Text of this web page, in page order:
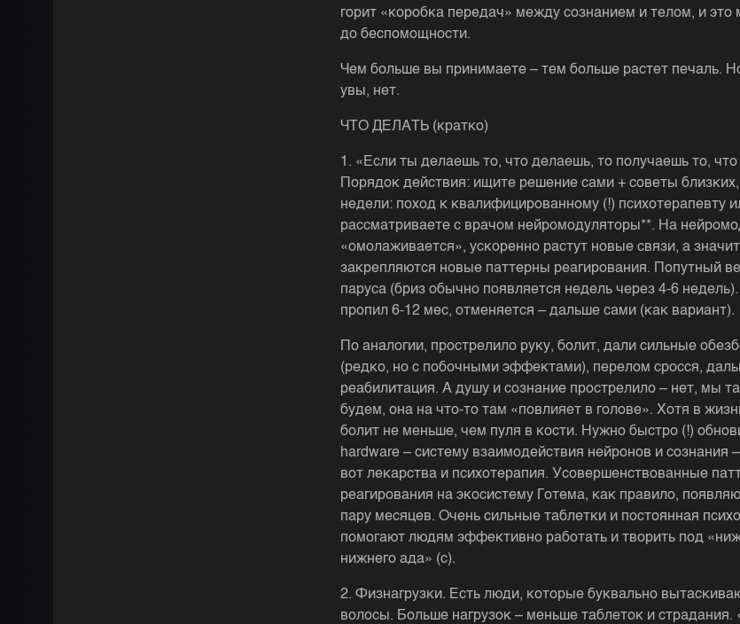
горит «коробка передач» между сознанием и телом, и это
до беспомощности.
Чем больше вы принимаете – тем больше растет печаль.
увы, нет.
ЧТО ДЕЛАТЬ (кратко)
1. «Если ты делаешь то, что делаешь, то получаешь то,
Порядок действия: ищите решение сами + советы
недели: поход к квалифицированному (!) психотерапевту
рассматриваете с врачом нейромодуляторы**. На
«омолаживается», ускоренно растут новые связи, а
закрепляются новые паттерны реагирования. Попутный
паруса (бриз обычно появляется недель через 4-6
пропил 6-12 мес, отменяется – дальше сами (как вариант).
По аналогии, прострелило руку, болит, дали сильные
(редко, но с побочными эффектами), перелом сросся,
реабилитация. А душу и сознание прострелило – нет, мы
будем, она на что-то там «повлияет в голове». Хотя в
болит не меньше, чем пуля в кости. Нужно быстро (!)
hardware – систему взаимодействия нейронов и сознания
вот лекарства и психотерапия. Усовершенствованные
реагирования на экосистему Готема, как правило,
пару месяцев. Очень сильные таблетки и постоянная
помогают людям эффективно работать и творить под
нижнего ада» (с).
2. Физнагрузки. Есть люди, которые буквально
волосы. Больше нагрузок – меньше таблеток и страдания.